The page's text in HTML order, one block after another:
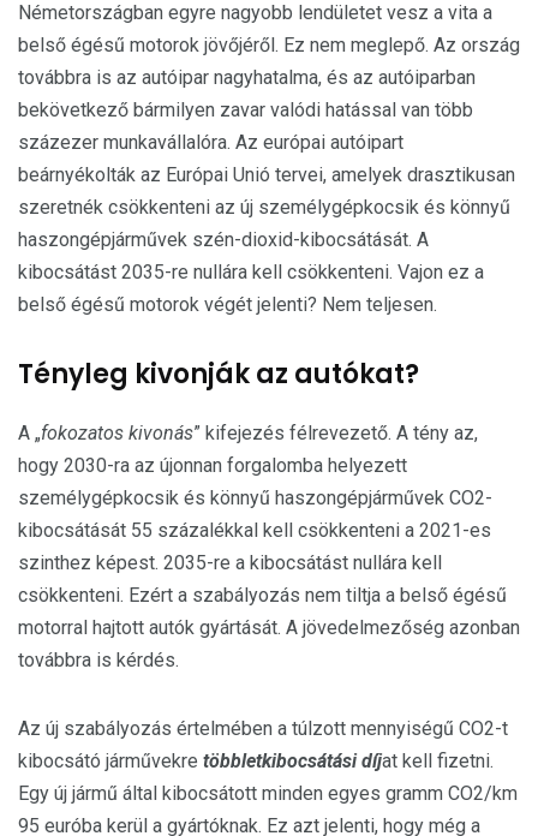
Németországban egyre nagyobb lendületet vesz a vita a
belső égésű motorok jövőjéről. Ez nem meglepő. Az ország
továbbra is az autóipar nagyhatalma, és az autóiparban
bekövetkező bármilyen zavar valódi hatással van több
százezer munkavállalóra. Az európai autóipart
beárnyékolták az Európai Unió tervei, amelyek drasztikusan
szeretnék csökkenteni az új személygépkocsik és könnyű
haszongépjárművek szén-dioxid-kibocsátását. A
kibocsátást 2035-re nullára kell csökkenteni. Vajon ez a
belső égésű motorok végét jelenti? Nem teljesen.
Tényleg kivonják az autókat?
A „fokozatos kivonás” kifejezés félrevezető. A tény az,
hogy 2030-ra az újonnan forgalomba helyezett
személygépkocsik és könnyű haszongépjárművek CO2-
kibocsátását 55 százalékkal kell csökkenteni a 2021-es
szinthez képest. 2035-re a kibocsátást nullára kell
csökkenteni. Ezért a szabályozás nem tiltja a belső égésű
motorral hajtott autók gyártását. A jövedelmezőség azonban
továbbra is kérdés.
Az új szabályozás értelmében a túlzott mennyiségű CO2-t
kibocsátó járművekre többletkibocsátási díjat kell fizetni.
Egy új jármű által kibocsátott minden egyes gramm CO2/km
95 euróba kerül a gyártóknak. Ez azt jelenti, hogy még a